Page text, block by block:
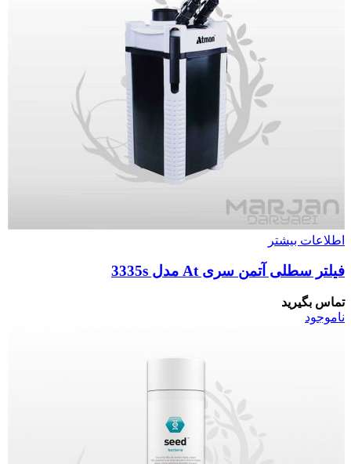
اطلاعات بیشتر
فیلتر سطلی آتمن سری At مدل 3335s
تماس بگیرید
ناموجود